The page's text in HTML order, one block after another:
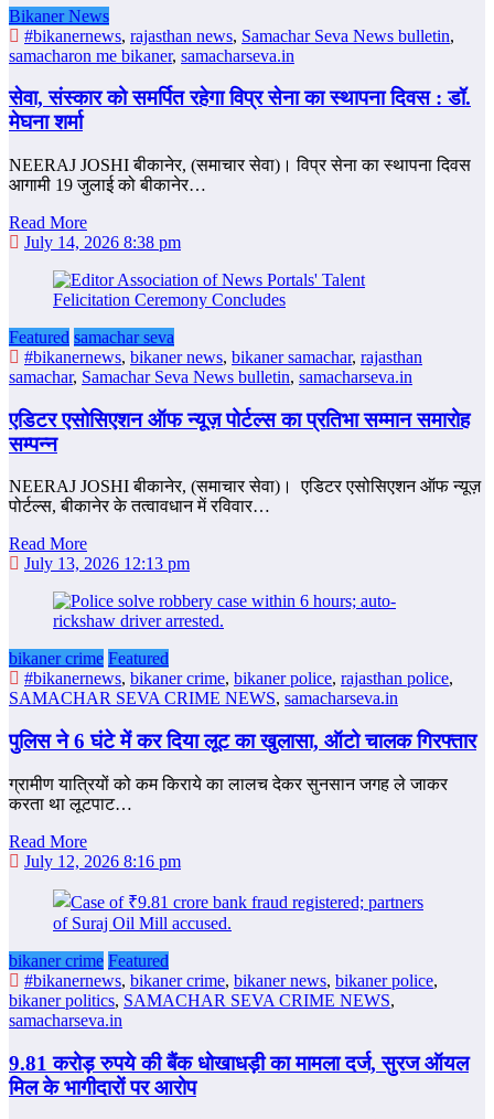
Bikaner News
#bikanernews, rajasthan news, Samachar Seva News bulletin,
samacharon me bikaner, samacharseva.in
सेवा, संस्कार को समर्पित रहेगा विप्र सेना का स्थापना दिवस : डॉ.
मेघना शर्मा
NEERAJ JOSHI बीकानेर, (समाचार सेवा)। विप्र सेना का स्थापना दिवस
आगामी 19 जुलाई को बीकानेर…
Read More
July 14, 2026 8:38 pm
Featured samachar seva
#bikanernews, bikaner news, bikaner samachar, rajasthan
samachar, Samachar Seva News bulletin, samacharseva.in
एडिटर एसोसिएशन ऑफ न्यूज़ पोर्टल्स का प्रतिभा सम्मान समारोह
सम्पन्न
NEERAJ JOSHI बीकानेर, (समाचार सेवा)। एडिटर एसोसिएशन ऑफ न्यूज़
पोर्टल्स, बीकानेर के तत्वावधान में रविवार…
Read More
July 13, 2026 12:13 pm
bikaner crime Featured
#bikanernews, bikaner crime, bikaner police, rajasthan police,
SAMACHAR SEVA CRIME NEWS, samacharseva.in
पुलिस ने 6 घंटे में कर दिया लूट का खुलासा, ऑटो चालक गिरफ्तार
ग्रामीण यात्रियों को कम किराये का लालच देकर सुनसान जगह ले जाकर
करता था लूटपाट…
Read More
July 12, 2026 8:16 pm
bikaner crime Featured
#bikanernews, bikaner crime, bikaner news, bikaner police,
bikaner politics, SAMACHAR SEVA CRIME NEWS,
samacharseva.in
9.81 करोड़ रुपये की बैंक धोखाधड़ी का मामला दर्ज, सुरज ऑयल
मिल के भागीदारों पर आरोप